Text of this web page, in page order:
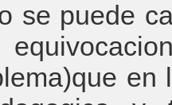
se puede
en